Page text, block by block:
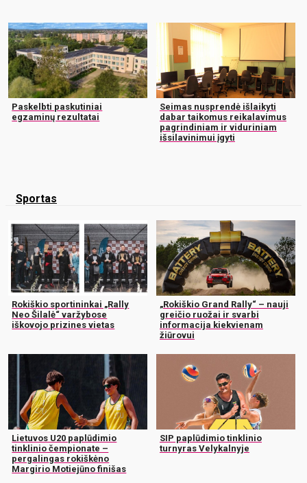
Paskelbti paskutiniai
egzaminų rezultatai
Seimas nusprendė išlaikyti
dabar taikomus reikalavimus
pagrindiniam ir viduriniam
išsilavinimui įgyti
Sportas
Rokiškio sportininkai „Rally
Neo Šilalė“ varžybose
iškovojo prizines vietas
„Rokiškio Grand Rally“ – nauji
greičio ruožai ir svarbi
informacija kiekvienam
žiūrovui
Lietuvos U20 paplūdimio
tinklinio čempionate –
pergalingas rokiškėno
Margirio Motiejūno finišas
SIP paplūdimio tinklinio
turnyras Velykalnyje